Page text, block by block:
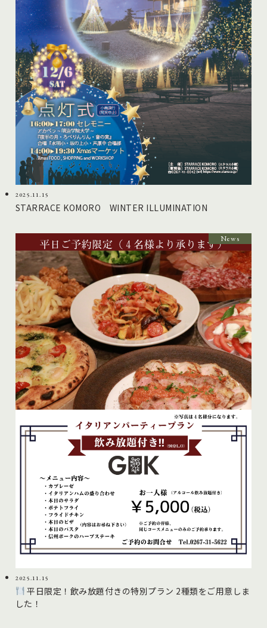
2025.11.15
STARRACE KOMORO WINTER ILLUMINATION
News
2025.11.15
平日限定！飲み放題付きの特別プラン 2種類をご用意しま
した！